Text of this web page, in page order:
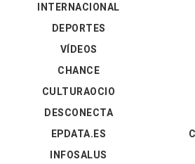
INTERNACIONAL
DEPORTES
VÍDEOS
CHANCE
CULTURAOCIO
DESCONECTA
EPDATA.ES
INFOSALUS